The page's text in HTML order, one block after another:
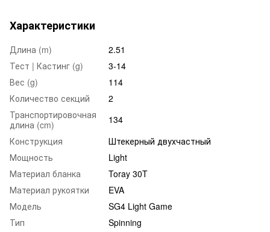
Характеристики
Длина (m)
2.51
Тест | Кастинг (g)
3-14
Вес (g)
114
Количество секций
2
Транспортировочная
длина (cm)
134
Конструкция
Штекерный двухчастный
Мощность
Light
Материал бланка
Toray 30T
Материал рукоятки
EVA
Модель
SG4 Light Game
Тип
Spinning